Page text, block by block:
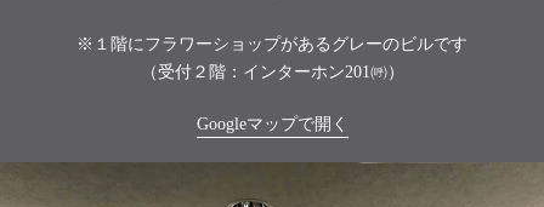
※１階にフラワーショップがあるグレーのビルです
（受付２階：インターホン201㈺）
Googleマップで開く